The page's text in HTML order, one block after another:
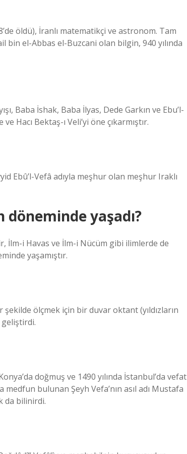
öldü), İranlı matematikçi ve astronom. Tam
bin el-Abbas el-Buzcani olan bilgin, 940 yılında
Baba İshak, Baba İlyas, Dede Garkın ve Ebu’l-
Hacı Bektaş-ı Veli’yi öne çıkarmıştır.
Ebû’l-Vefâ adıyla meşhur olan meşhur Iraklı
yaşadı?
İlm-i Havas ve İlm-i Nücüm gibi ilimlerde de
yaşamıştır.
şekilde ölçmek için bir duvar oktant (yıldızların
geliştirdi.
doğmuş ve 1490 yılında İstanbul’da vefat
bulunan Şeyh Vefa’nın asıl adı Mustafa
da bilinirdi.